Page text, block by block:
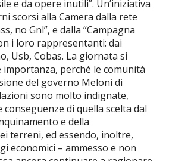
e da opere inutili”. Un’iniziativa
scorsi alla Camera dalla rete
no Gnl”, e dalla “Campagna
i loro rappresentanti: dai
Usb, Cobas. La giornata si
perché le comunità
del governo Meloni di
sono molto indignate,
di quella scelta dal
e della
terreni, ed essendo, inoltre,
economici – ammesso e non